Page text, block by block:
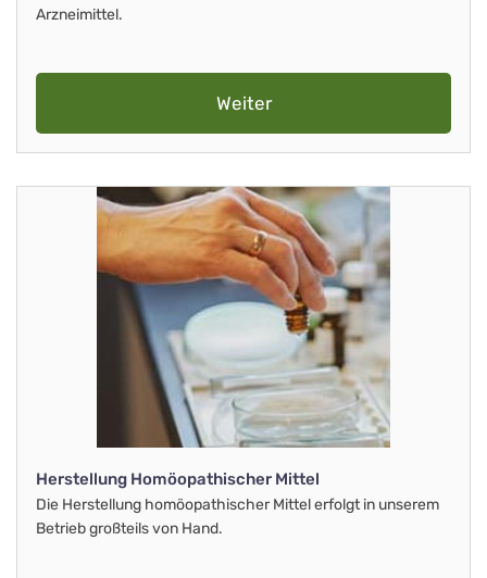
Arzneimittel.
Weiter
Herstellung Homöopathischer Mittel
Die Herstellung homöopathischer Mittel erfolgt in unserem
Betrieb großteils von Hand.